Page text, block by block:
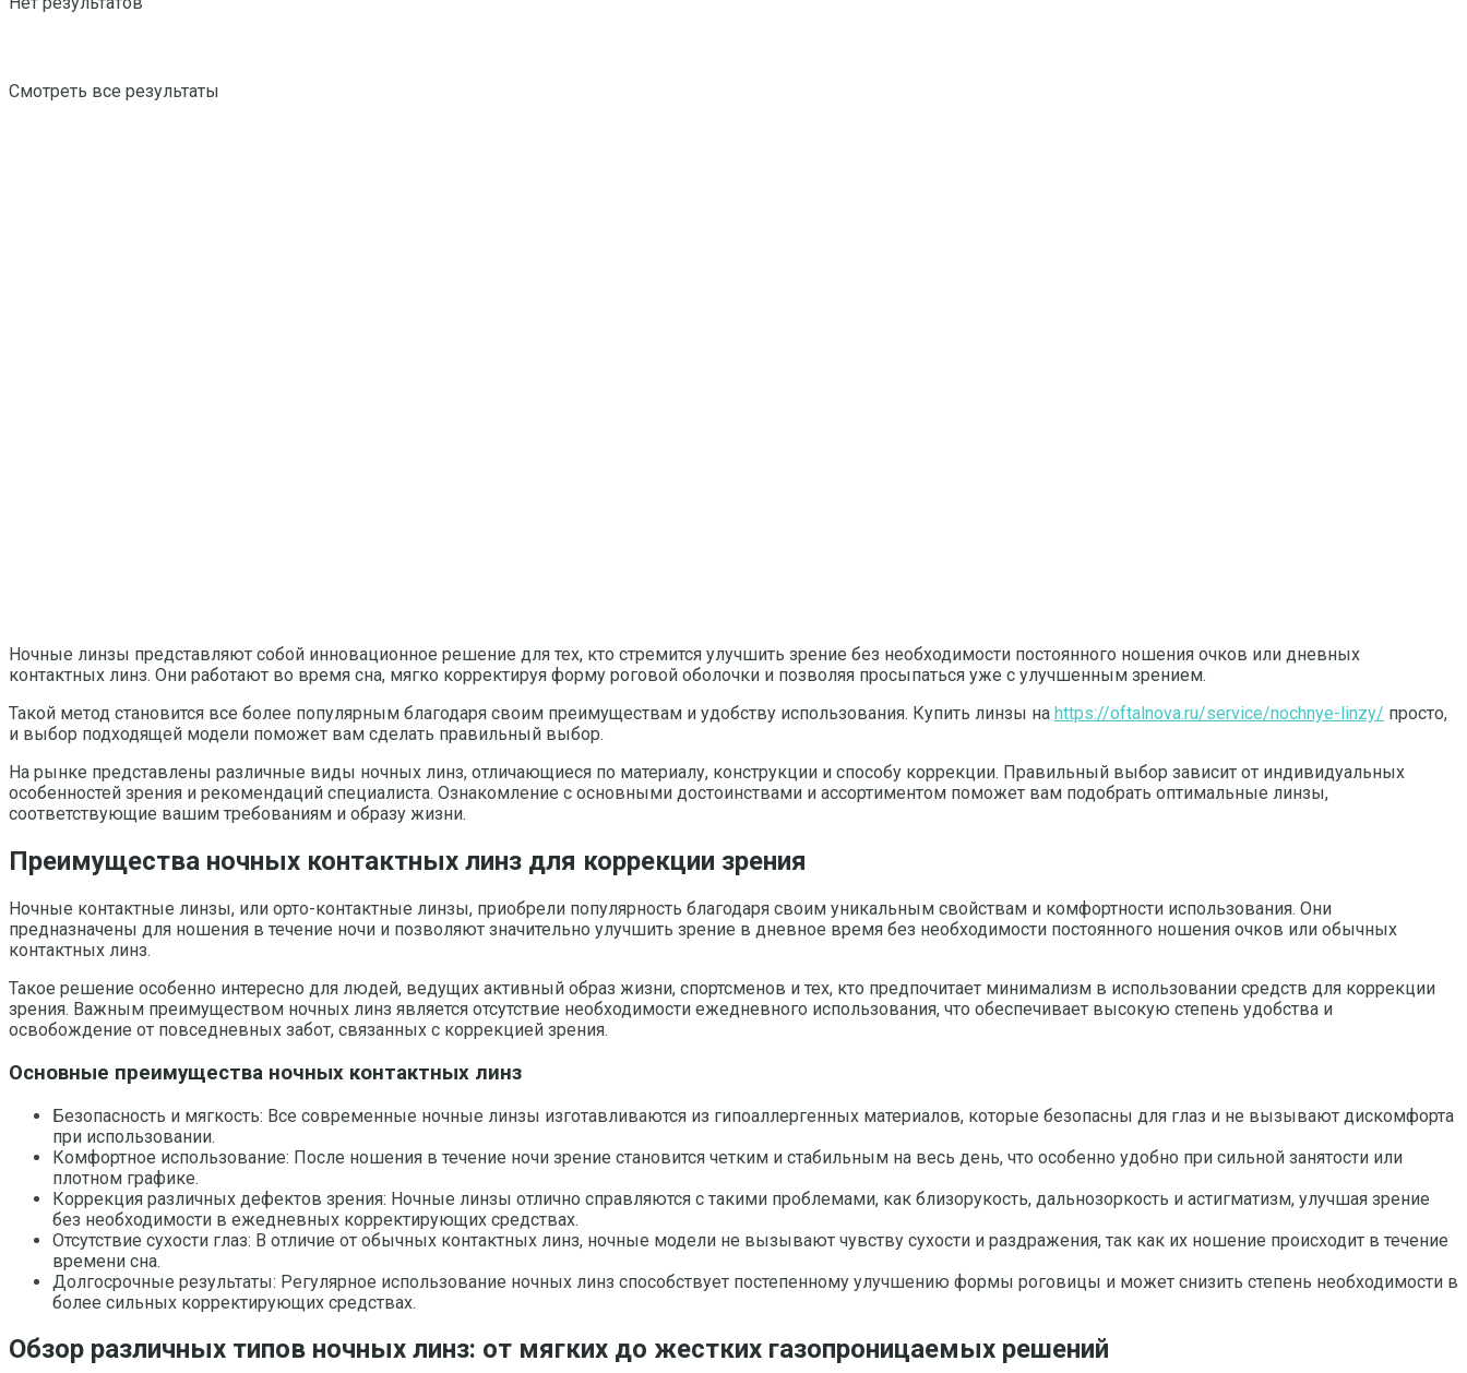
Смотреть все результаты
Ночные линзы представляют собой инновационное решение для тех, кто стремится улучшить зрение без необходимости постоянного ношения очков или дневных
контактных линз. Они работают во время сна, мягко корректируя форму роговой оболочки и позволяя просыпаться уже с улучшенным зрением.
Такой метод становится все более популярным благодаря своим преимуществам и удобству использования. Купить линзы на https://oftalnova.ru/service/nochnye-linzy/ просто,
и выбор подходящей модели поможет вам сделать правильный выбор.
На рынке представлены различные виды ночных линз, отличающиеся по материалу, конструкции и способу коррекции. Правильный выбор зависит от индивидуальных
особенностей зрения и рекомендаций специалиста. Ознакомление с основными достоинствами и ассортиментом поможет вам подобрать оптимальные линзы,
соответствующие вашим требованиям и образу жизни.
Преимущества ночных контактных линз для коррекции зрения
Ночные контактные линзы, или орто-контактные линзы, приобрели популярность благодаря своим уникальным свойствам и комфортности использования. Они
предназначены для ношения в течение ночи и позволяют значительно улучшить зрение в дневное время без необходимости постоянного ношения очков или обычных
контактных линз.
Такое решение особенно интересно для людей, ведущих активный образ жизни, спортсменов и тех, кто предпочитает минимализм в использовании средств для коррекции
зрения. Важным преимуществом ночных линз является отсутствие необходимости ежедневного использования, что обеспечивает высокую степень удобства и
освобождение от повседневных забот, связанных с коррекцией зрения.
Основные преимущества ночных контактных линз
Безопасность и мягкость: Все современные ночные линзы изготавливаются из гипоаллергенных материалов, которые безопасны для глаз и не вызывают дискомфорта
при использовании.
Комфортное использование: После ношения в течение ночи зрение становится четким и стабильным на весь день, что особенно удобно при сильной занятости или
плотном графике.
Коррекция различных дефектов зрения: Ночные линзы отлично справляются с такими проблемами, как близорукость, дальнозоркость и астигматизм, улучшая зрение
без необходимости в ежедневных корректирующих средствах.
Отсутствие сухости глаз: В отличие от обычных контактных линз, ночные модели не вызывают чувству сухости и раздражения, так как их ношение происходит в течение
времени сна.
Долгосрочные результаты: Регулярное использование ночных линз способствует постепенному улучшению формы роговицы и может снизить степень необходимости в
более сильных корректирующих средствах.
Обзор различных типов ночных линз: от мягких до жестких газопроницаемых решений